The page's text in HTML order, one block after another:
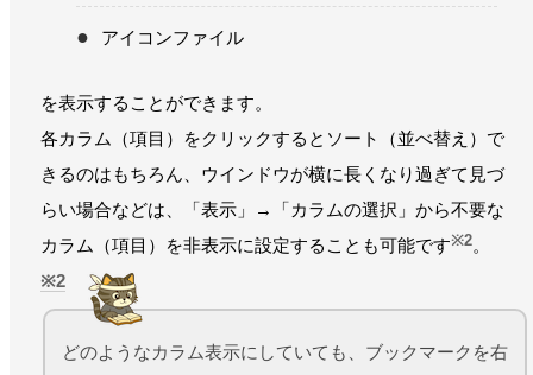
アイコンファイル
を表示することができます。
各カラム（項目）をクリックするとソート（並べ替え）で
きるのはもちろん、ウインドウが横に長くなり過ぎて見づ
らい場合などは、「表示」→「カラムの選択」から不要な
カラム（項目）を非表示に設定することも可能です※2。
2
どのようなカラム表示にしていても、ブックマークを右